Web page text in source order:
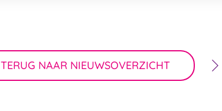
TERUG NAAR NIEUWSOVERZICHT